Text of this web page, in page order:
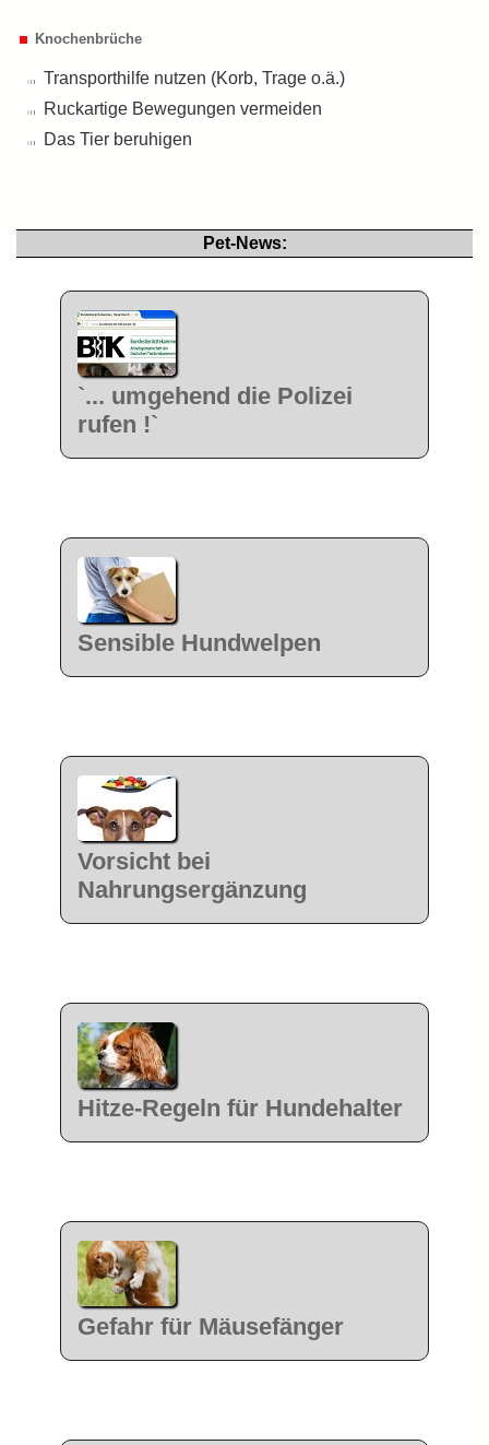
Knochenbrüche
Transporthilfe nutzen (Korb, Trage o.ä.)
Ruckartige Bewegungen vermeiden
Das Tier beruhigen
Pet-News:
`... umgehend die Polizei
rufen !`
Sensible Hundwelpen
Vorsicht bei
Nahrungsergänzung
Hitze-Regeln für Hundehalter
Gefahr für Mäusefänger